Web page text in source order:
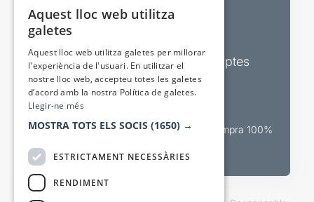
Sortejos exclusius
Butlletins d’actualitat i descomptes
Valora espectacles
Canal oficial de venda teatral Compra 100%
Aquest lloc web utilitza
galetes
Aquest lloc web utilitza galetes per millorar
l'experiència de l'usuari. En utilitzar el
nostre lloc web, accepteu totes les galetes
d’acord amb la nostra Política de galetes.
Llegir-ne més
MOSTRA TOTS ELS SOCIS (1650) →
ESTRICTAMENT NECESSÀRIES
RENDIMENT